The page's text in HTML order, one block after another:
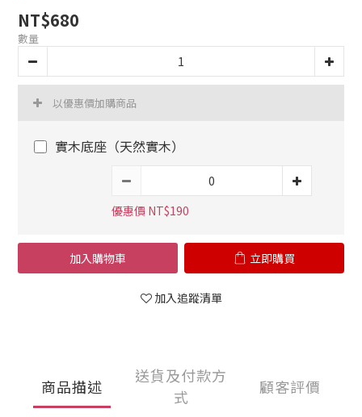
NT$680
數量
以優惠價加購商品
實木底座（天然實木）
優惠價 NT$190
加入購物車 立即購買
加入追蹤清單
商品描述
送貨及付款方
式
顧客評價